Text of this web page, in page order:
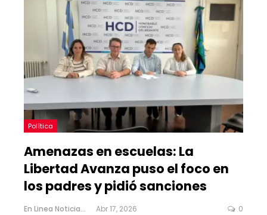
Política
Amenazas en escuelas: La
Libertad Avanza puso el foco en
los padres y pidió sanciones
En Linea Noticias Abr 17, 2026 0